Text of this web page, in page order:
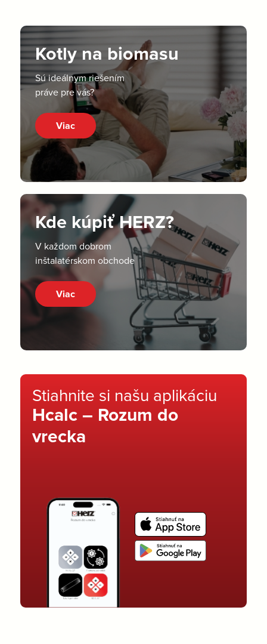
Kotly na biomasu
Sú ideálnym riešením
práve pre vás?
Viac
Kde kúpiť HERZ?
V každom dobrom
inštalatérskom obchode
Viac
Stiahnite si našu aplikáciu
Hcalc – Rozum do
vrecka